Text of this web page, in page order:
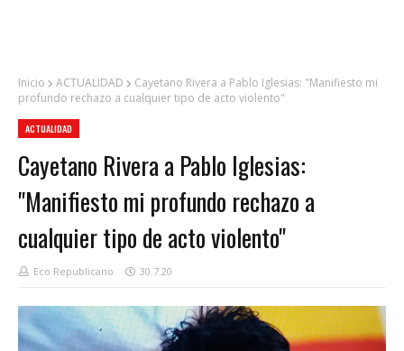
Inicio ACTUALIDAD
Cayetano Rivera a Pablo Iglesias: "Manifiesto mi
profundo rechazo a cualquier tipo de acto violento"
ACTUALIDAD
Cayetano Rivera a Pablo Iglesias:
"Manifiesto mi profundo rechazo a
cualquier tipo de acto violento"
Eco Republicano 30.7.20